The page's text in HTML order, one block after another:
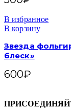
В избранное
В корзину
Звезда
блеск»
600₽